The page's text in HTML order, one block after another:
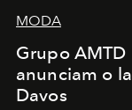
MODA
Grupo AMTD
anunciam o
Davos